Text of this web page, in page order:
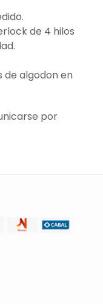
de 4 hilos
de algodon en
por